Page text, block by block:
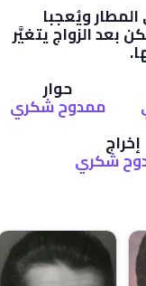
ويُعجبا
بعد الزواج يتغيَّر
حوار
ممدوح شكري
إخراج
شكري